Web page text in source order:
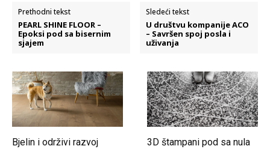
Prethodni tekst
PEARL SHINE FLOOR –
Epoksi pod sa bisernim
sjajem
Sledeći tekst
U društvu kompanije ACO
– Savršen spoj posla i
uživanja
Bjelin i održivi razvoj
3D štampani pod sa nula